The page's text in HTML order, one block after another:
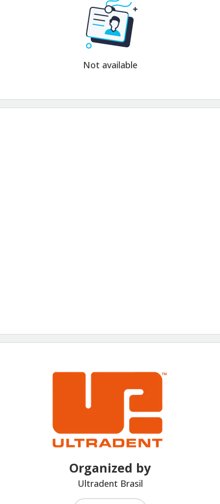
Not available
Organized by
Ultradent Brasil